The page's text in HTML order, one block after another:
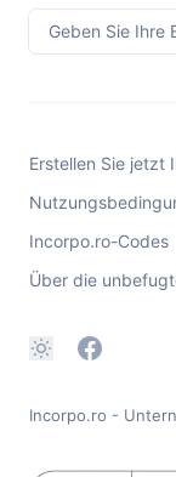
Geben Sie Ihre
Erstellen Sie jetzt
Incorpo.ro-Codes
Über die
Incorpo.ro -